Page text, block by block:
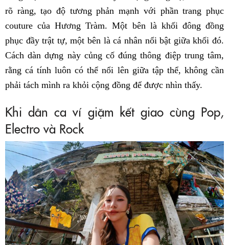
rõ ràng, tạo độ tương phản mạnh với phần trang phục
couture của Hương Tràm. Một bên là khối đông đồng
phục đầy trật tự, một bên là cá nhân nổi bật giữa khối đó.
Cách dàn dựng này củng cố đúng thông điệp trung tâm,
rằng cá tính luôn có thể nổi lên giữa tập thể, không cần
phải tách mình ra khỏi cộng đồng để được nhìn thấy.
Khi dân ca ví giặm kết giao cùng Pop,
Electro và Rock